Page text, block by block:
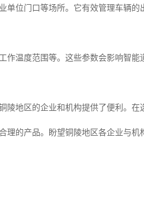
位门口等场所。它有效管理车辆的
作温度范围等。这些参数会影响智
陵地区的企业和机构提供了便利。
理的产品。盼望铜陵地区各企业与